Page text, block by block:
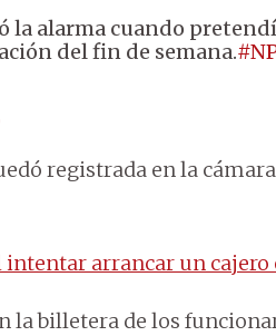
la alarma cuando
del fin de semana.
registrada en la
arrancar un cajero
la billetera de los